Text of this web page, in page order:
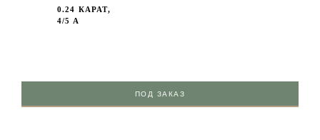
0.24 КАРАТ,
4/5 А
ПОД ЗАКАЗ